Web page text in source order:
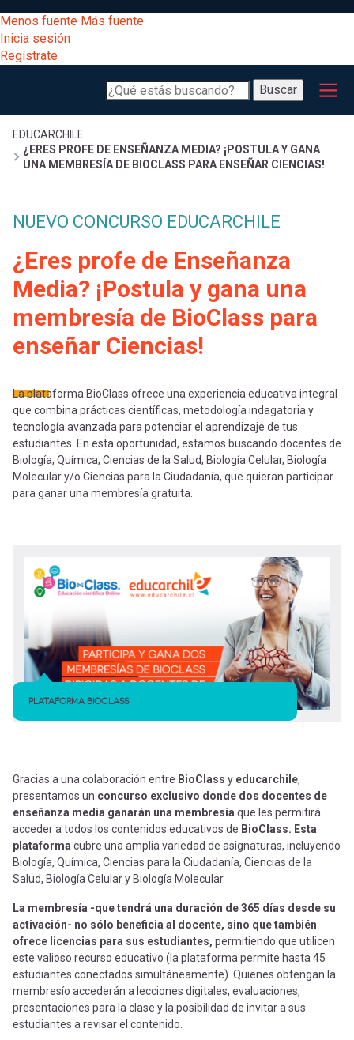
al
contenido
principal
[Educarchile
Escritorio]
Menú
entrar
a
mi
cuenta
Menos fuente Más fuente
Inicia sesión
Regístrate
Buscar
Buscar
Menú
principal
Desarrollo
Expand
Gestión
curricular
Expand
Exploración
Expand
[Educarchile
Mobile]
Menú
entrar
mi
cuenta
sesión
Regístrate
Sobrescribir
de
ayuda
a
la
navegación
EDUCARCHILE
¿ERES PROFE DE ENSEÑANZA MEDIA? ¡POSTULA Y GANA
UNA MEMBRESÍA DE BIOCLASS PARA ENSEÑAR CIENCIAS!
NUEVO CONCURSO EDUCARCHILE
¿Eres profe de Enseñanza
Media? ¡Postula y gana una
membresía de BioClass para
enseñar Ciencias!
La plataforma BioClass ofrece una experiencia educativa integral
que combina prácticas científicas, metodología indagatoria y
tecnología avanzada para potenciar el aprendizaje de tus
estudiantes. En esta oportunidad, estamos buscando docentes de
Biología, Química, Ciencias de la Salud, Biología Celular, Biología
Molecular y/o Ciencias para la Ciudadanía, que quieran participar
para ganar una membresía gratuita.
PLATAFORMA BIOCLASS
Gracias a una colaboración entre BioClass y educarchile,
presentamos un concurso exclusivo donde dos docentes de
enseñanza media ganarán una membresía que les permitirá
acceder a todos los contenidos educativos de BioClass. Esta
plataforma cubre una amplia variedad de asignaturas, incluyendo
Biología, Química, Ciencias para la Ciudadanía, Ciencias de la
Salud, Biología Celular y Biología Molecular.
La membresía -que tendrá una duración de 365 días desde su
activación- no sólo beneficia al docente, sino que también
ofrece licencias para sus estudiantes, permitiendo que utilicen
este valioso recurso educativo (la plataforma permite hasta 45
estudiantes conectados simultáneamente). Quienes obtengan la
membresío accederán a lecciones digitales, evaluaciones,
presentaciones para la clase y la posibilidad de invitar a sus
estudiantes a revisar el contenido.
registrarte.